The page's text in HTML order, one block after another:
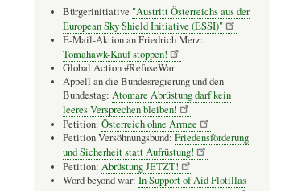
Bürgerinitiative "Austritt Österreichs aus der
European Sky Shield Initiative (ESSI)"
E-Mail-Aktion an Friedrich Merz:
Tomahawk-Kauf stoppen!
Global Action #RefuseWar
Appell an die Bundesregierung und den
Bundestag: Atomare Abrüstung darf kein
leeres Versprechen bleiben!
Petition: Österreich ohne Armee
Petition Versöhnungsbund: Friedensförderung
und Sicherheit statt Aufrüstung!
Petition: Abrüstung JETZT!
Word beyond war: In Support of Aid Flotillas